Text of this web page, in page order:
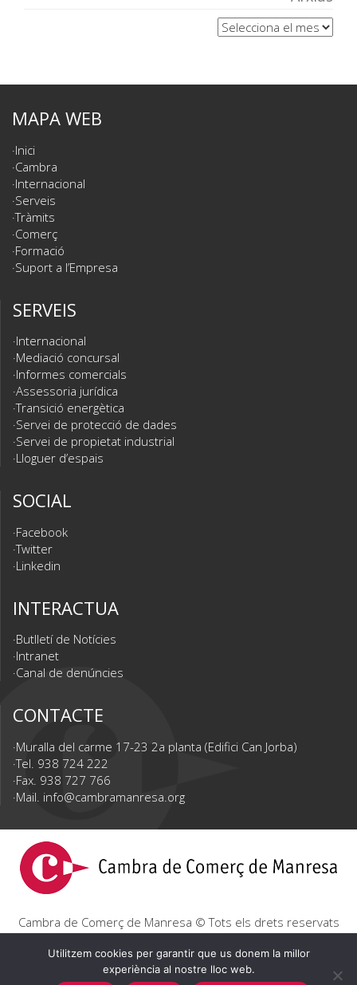
Arxius
MAPA WEB
Inici
Cambra
Internacional
Serveis
Tràmits
Comerç
Formació
Suport a l’Empresa
SERVEIS
Internacional
Mediació concursal
Informes comercials
Assessoria jurídica
Transició energètica
Servei de protecció de dades
Servei de propietat industrial
Lloguer d’espais
SOCIAL
Facebook
Twitter
Linkedin
INTERACTUA
Butlletí de Notícies
Intranet
Canal de denúncies
CONTACTE
Muralla del carme 17-23 2a planta (Edifici Can Jorba)
Tel. 938 724 222
Fax. 938 727 766
Mail. info@cambramanresa.org
Cambra de Comerç de Manresa © Tots els drets reservats
Avís Legal Política de privacitat Política de cookies
Utilitzem cookies per garantir que us donem la millor
experiència al nostre lloc web.